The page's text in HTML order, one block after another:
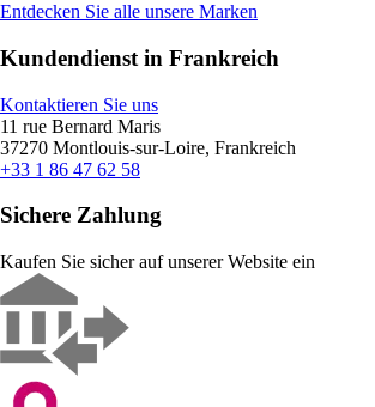
Entdecken Sie alle unsere Marken
Kundendienst in Frankreich
Kontaktieren Sie uns
11 rue Bernard Maris
37270 Montlouis-sur-Loire, Frankreich
+33 1 86 47 62 58
Sichere Zahlung
Kaufen Sie sicher auf unserer Website ein